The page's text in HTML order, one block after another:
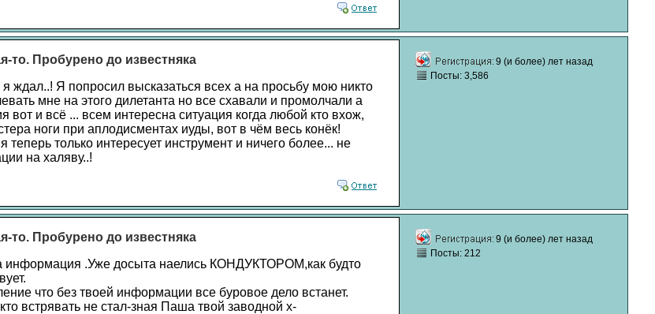
то. Пробурено до известняка
я ждал..! Я попросил высказаться всех а на просьбу мою никто
мне на этого дилетанта но все схавали и промолчали а
вот и всё ... всем интересна ситуация когда любой кто вхож,
ноги при аплодисментах иуды, вот в чём весь конёк!
теперь только интересует инструмент и ничего более... не
на халяву..!
9 (и более) лет назад
Посты: 3,586
то. Пробурено до известняка
.Уже досыта наелись КОНДУКТОРОМ,как будто
что без твоей информации все буровое дело встанет.
встрявать не стал-зная Паша твой заводной х-
9 (и более) лет назад
Посты: 212